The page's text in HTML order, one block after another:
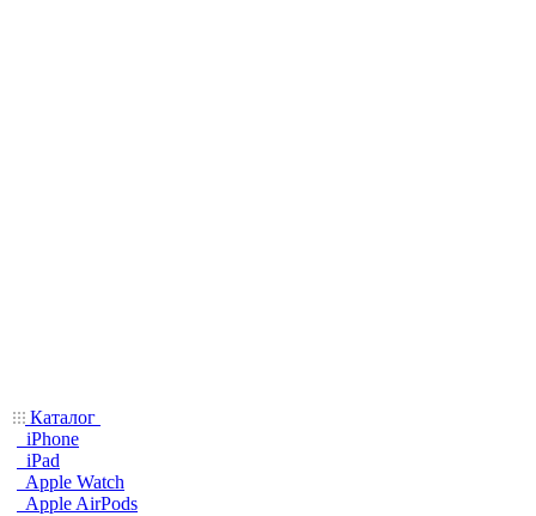
Каталог
iPhone
iPad
Apple Watch
Apple AirPods